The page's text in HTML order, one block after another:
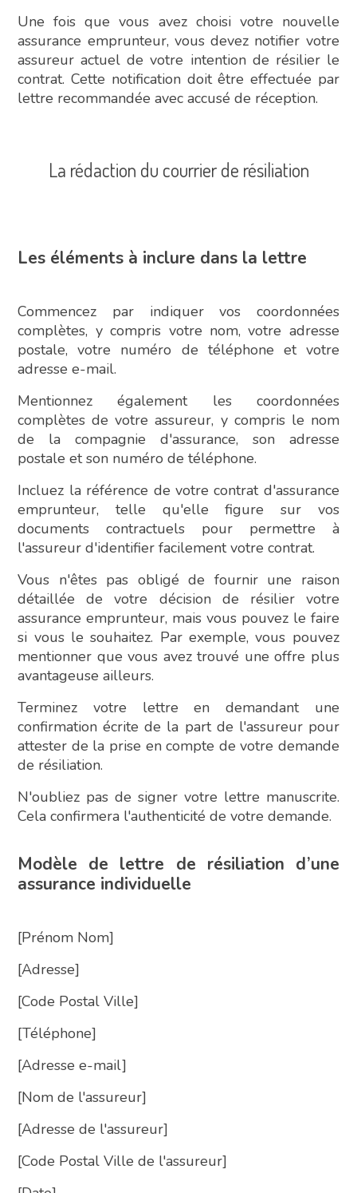
Une fois que vous avez choisi votre nouvelle
assurance emprunteur, vous devez notifier votre
assureur actuel de votre intention de résilier le
contrat. Cette notification doit être effectuée par
lettre recommandée avec accusé de réception.
La rédaction du courrier de résiliation
Les éléments à inclure dans la lettre
Commencez par indiquer vos coordonnées
complètes, y compris votre nom, votre adresse
postale, votre numéro de téléphone et votre
adresse e-mail.
Mentionnez également les coordonnées
complètes de votre assureur, y compris le nom
de la compagnie d'assurance, son adresse
postale et son numéro de téléphone.
Incluez la référence de votre contrat d'assurance
emprunteur, telle qu'elle figure sur vos
documents contractuels pour permettre à
l'assureur d'identifier facilement votre contrat.
Vous n'êtes pas obligé de fournir une raison
détaillée de votre décision de résilier votre
assurance emprunteur, mais vous pouvez le faire
si vous le souhaitez. Par exemple, vous pouvez
mentionner que vous avez trouvé une offre plus
avantageuse ailleurs.
Terminez votre lettre en demandant une
confirmation écrite de la part de l'assureur pour
attester de la prise en compte de votre demande
de résiliation.
N'oubliez pas de signer votre lettre manuscrite.
Cela confirmera l'authenticité de votre demande.
Modèle de lettre de résiliation d’une
assurance individuelle
[Prénom Nom]
[Adresse]
[Code Postal Ville]
[Téléphone]
[Adresse e-mail]
[Nom de l'assureur]
[Adresse de l'assureur]
[Code Postal Ville de l'assureur]